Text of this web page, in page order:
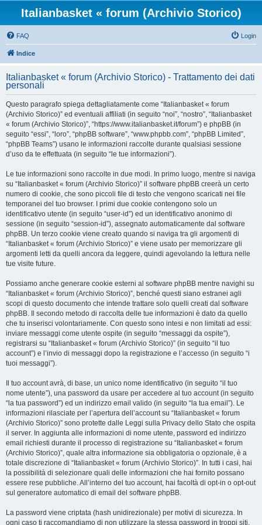
Italianbasket « forum (Archivio Storico)
FAQ Login
Indice
Italianbasket « forum (Archivio Storico) - Trattamento dei dati
personali
Questo paragrafo spiega dettagliatamente come “Italianbasket « forum
(Archivio Storico)” ed eventuali affiliati (in seguito “noi”, “nostro”, “Italianbasket
« forum (Archivio Storico)”, “https://www.italianbasket.it/forum”) e phpBB (in
seguito “essi”, “loro”, “phpBB software”, “www.phpbb.com”, “phpBB Limited”,
“phpBB Teams”) usano le informazioni raccolte durante qualsiasi sessione
d’uso da te effettuata (in seguito “le tue informazioni”).
Le tue informazioni sono raccolte in due modi. In primo luogo, mentre si naviga
su “Italianbasket « forum (Archivio Storico)” il software phpBB creerà un certo
numero di cookie, che sono piccoli file di testo che vengono scaricati nei file
temporanei del tuo browser. I primi due cookie contengono solo un
identificativo utente (in seguito “user-id”) ed un identificativo anonimo di
sessione (in seguito “session-id”), assegnato automaticamente dal software
phpBB. Un terzo cookie viene creato quando si naviga tra gli argomenti di
“Italianbasket « forum (Archivio Storico)” e viene usato per memorizzare gli
argomenti letti da quelli ancora da leggere, quindi agevolando la lettura nelle
tue visite future.
Possiamo anche generare cookie esterni al software phpBB mentre navighi su
“Italianbasket « forum (Archivio Storico)”, benché questi siano estranei agli
scopi di questo documento che intende trattare solo quelli creati dal software
phpBB. Il secondo metodo di raccolta delle tue informazioni è dato da quello
che tu inserisci volontariamente. Con questo sono intesi e non limitati ad essi:
inviare messaggi come utente ospite (in seguito “messaggi da ospite”),
registrarsi su “Italianbasket « forum (Archivio Storico)” (in seguito “il tuo
account”) e l’invio di messaggi dopo la registrazione e l’accesso (in seguito “i
tuoi messaggi”).
Il tuo account avrà, di base, un unico nome identificativo (in seguito “il tuo
nome utente”), una password da usare per accedere al tuo account (in seguito
“la tua password”) ed un indirizzo email valido (in seguito “la tua email”). Le
informazioni rilasciate per l’apertura dell’account su “Italianbasket « forum
(Archivio Storico)” sono protette dalle Leggi sulla Privacy dello Stato che ospita
il server. In aggiunta alle informazioni di nome utente, password ed indirizzo
email richiesti durante il processo di registrazione su “Italianbasket « forum
(Archivio Storico)”, quale altra informazione sia obbligatoria o opzionale, è a
totale discrezione di “Italianbasket « forum (Archivio Storico)”. In tutti i casi, hai
la possibilità di selezionare quali delle informazioni che hai fornito possano
essere rese pubbliche. All’interno del tuo account, hai facoltà di opt-in o opt-out
sul generatore automatico di email del software phpBB.
La password viene criptata (hash unidirezionale) per motivi di sicurezza. In
ogni caso ti raccomandiamo di non utilizzare la stessa password in troppi siti.